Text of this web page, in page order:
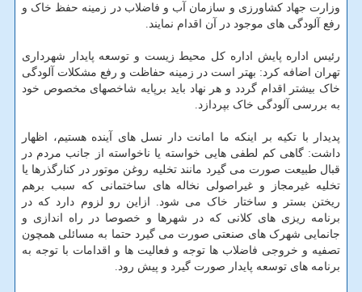
وزارت جهاد کشاورزی و سازمان آب و فاضلاب در زمینه حفظ خاک و
رفع آلودگی های موجود در آن اقدام نمایند.
رئیس اداره پایش اداره کل محیط زیست و توسعه پایدار شهرداری
تهران اضافه کرد: بهتر است در زمینه حفاظت و رفع مشکلات آلودگی
خاک بیشتر اقدام گردد و هر نهاد باید برپایه شاخصهای مخصوص خود
به بررسی آلودگی خاک بپردازد.
پدیدار با تکیه بر اینکه ما امانت دار نسل های آینده هستیم، اظهار
داشت: گاهی کم لطفی هایی خواسته یا ناخواسته از جانب مردم در
قبال طبیعت صورت می گیرد مانند تخلیه روغن موتور در کنارگذرها یا
تخلیه غیرمجاز و غیراصولی نخاله های ساختمانی که سبب برهم
ریختن بستر و ساختار خاک می شود. ازاین رو لزوم دارد که در
برنامه ریزی های کلانی که در شهرها و خصوصا در راه اندازی و
جانمایی شهرک های صنعتی صورت می گیرد حتما به مسائلی همچون
تصفیه و خروجی فاضلاب ها توجه و فعالیت ها و اقدامات با توجه به
برنامه های توسعه پایدار صورت گیرد و پیش رود.